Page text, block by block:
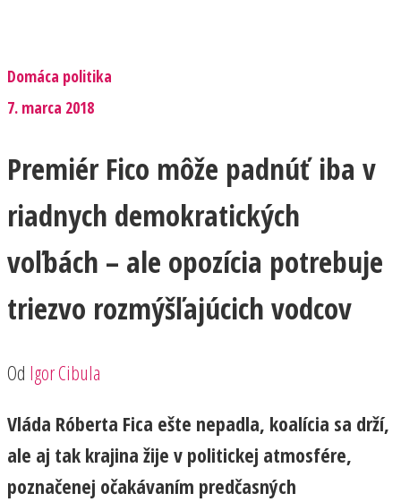
Domáca politika
7. marca 2018
Premiér Fico môže padnúť iba v
riadnych demokratických
voľbách – ale opozícia potrebuje
triezvo rozmýšľajúcich vodcov
Od Igor Cibula
Vláda Róberta Fica ešte nepadla, koalícia sa drží,
ale aj tak krajina žije v politickej atmosfére,
poznačenej očakávaním predčasných